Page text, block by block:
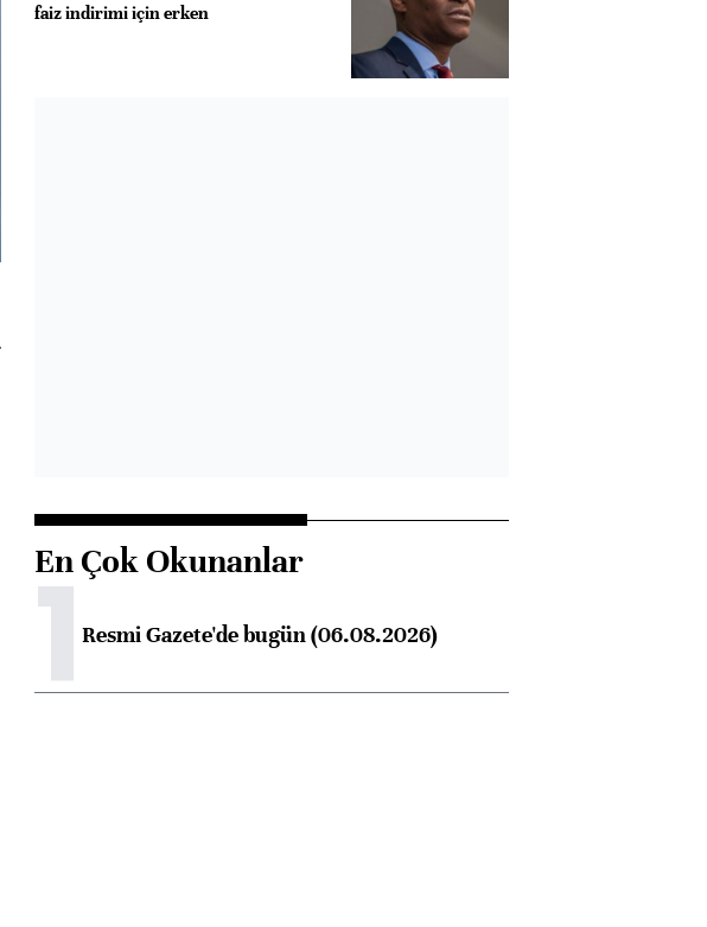
faiz indirimi için erken
En Çok Okunanlar
1Resmi Gazete'de bugün (06.08.2026)